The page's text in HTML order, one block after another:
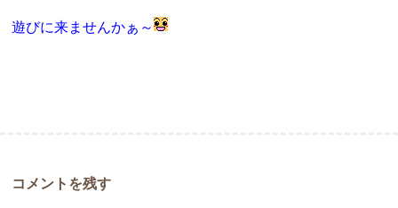
遊びに来ませんかぁ～
コメントを残す